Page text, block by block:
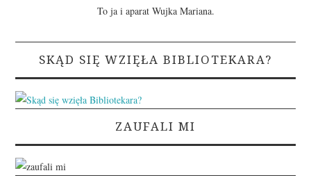
To ja i aparat Wujka Mariana.
SKĄD SIĘ WZIĘŁA BIBLIOTEKARA?
ZAUFALI MI